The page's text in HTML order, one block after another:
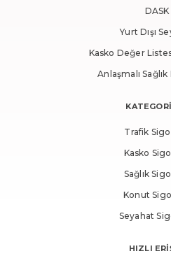
DASK
Yurt Dışı
Kasko Değer
Anlaşmalı
Trafik
Kasko
Sağlık
Konut
Seyahat
HIZLI